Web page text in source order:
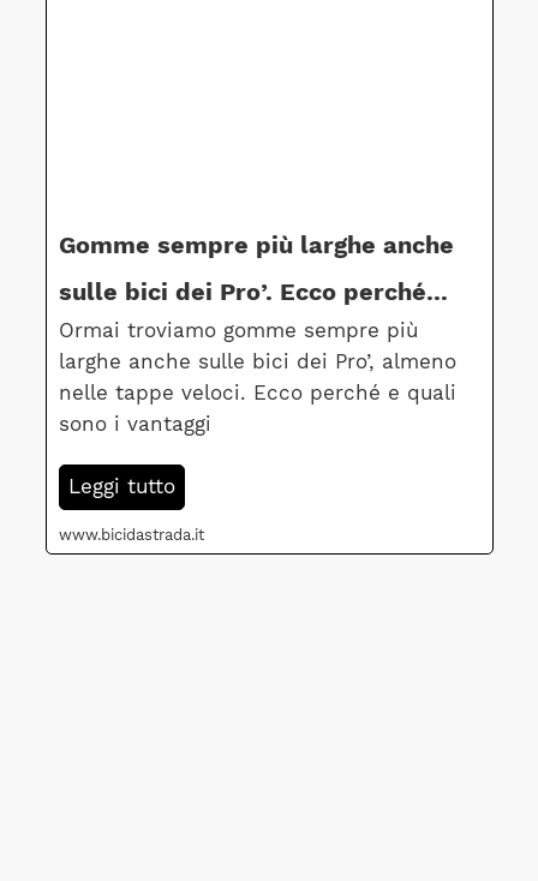
Gomme sempre più larghe anche
sulle bici dei Pro’. Ecco perché...
Ormai troviamo gomme sempre più
larghe anche sulle bici dei Pro’, almeno
nelle tappe veloci. Ecco perché e quali
sono i vantaggi
Leggi tutto
www.bicidastrada.it